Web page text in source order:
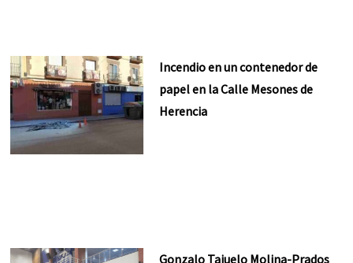
Incendio en un contenedor de
papel en la Calle Mesones de
Herencia
Gonzalo Tajuelo Molina-Prados